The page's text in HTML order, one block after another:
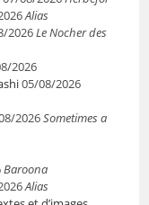
Alias
2026Le Nocher des
2026
05/08/2026
2026Sometimes a
Baroona
Alias